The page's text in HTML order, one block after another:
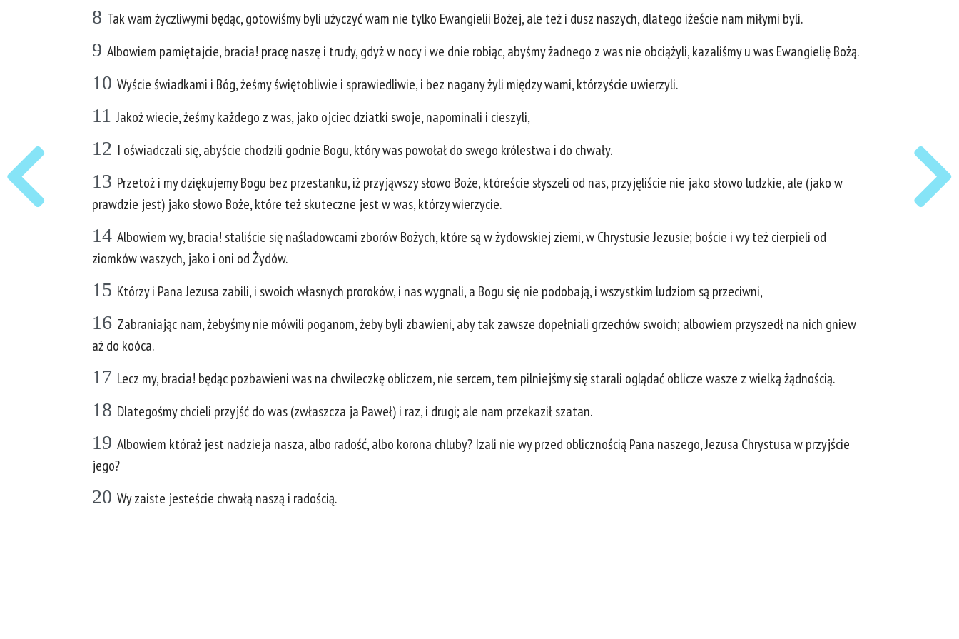
8 Tak wam życzliwymi będąc, gotowiśmy byli użyczyć wam nie tylko Ewangielii Bożej, ale też i dusz naszych, dlatego iżeście nam miłymi byli.
9 Albowiem pamiętajcie, bracia! pracę naszę i trudy, gdyż w nocy i we dnie robiąc, abyśmy żadnego z was nie obciążyli, kazaliśmy u was Ewangielię Bożą.
10 Wyście świadkami i Bóg, żeśmy świętobliwie i sprawiedliwie, i bez nagany żyli między wami, którzyście uwierzyli.
11 Jakoż wiecie, żeśmy każdego z was, jako ojciec dziatki swoje, napominali i cieszyli,
12 I oświadczali się, abyście chodzili godnie Bogu, który was powołał do swego królestwa i do chwały.
13 Przetoż i my dziękujemy Bogu bez przestanku, iż przyjąwszy słowo Boże, któreście słyszeli od nas, przyjęliście nie jako słowo ludzkie, ale (jako w
prawdzie jest) jako słowo Boże, które też skuteczne jest w was, którzy wierzycie.
14 Albowiem wy, bracia! staliście się naśladowcami zborów Bożych, które są w żydowskiej ziemi, w Chrystusie Jezusie; boście i wy też cierpieli od
ziomków waszych, jako i oni od Żydów.
15 Którzy i Pana Jezusa zabili, i swoich własnych proroków, i nas wygnali, a Bogu się nie podobają, i wszystkim ludziom są przeciwni,
16 Zabraniając nam, żebyśmy nie mówili poganom, żeby byli zbawieni, aby tak zawsze dopełniali grzechów swoich; albowiem przyszedł na nich gniew
aż do koóca.
17 Lecz my, bracia! będąc pozbawieni was na chwileczkę obliczem, nie sercem, tem pilniejśmy się starali oglądać oblicze wasze z wielką żądnością.
18 Dlategośmy chcieli przyjść do was (zwłaszcza ja Paweł) i raz, i drugi; ale nam przekaził szatan.
19 Albowiem któraż jest nadzieja nasza, albo radość, albo korona chluby? Izali nie wy przed oblicznością Pana naszego, Jezusa Chrystusa w przyjście
jego?
20 Wy zaiste jesteście chwałą naszą i radością.